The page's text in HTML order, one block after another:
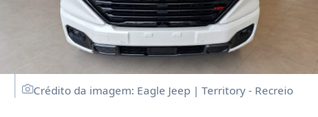
Crédito da imagem: Eagle Jeep | Territory - Recreio